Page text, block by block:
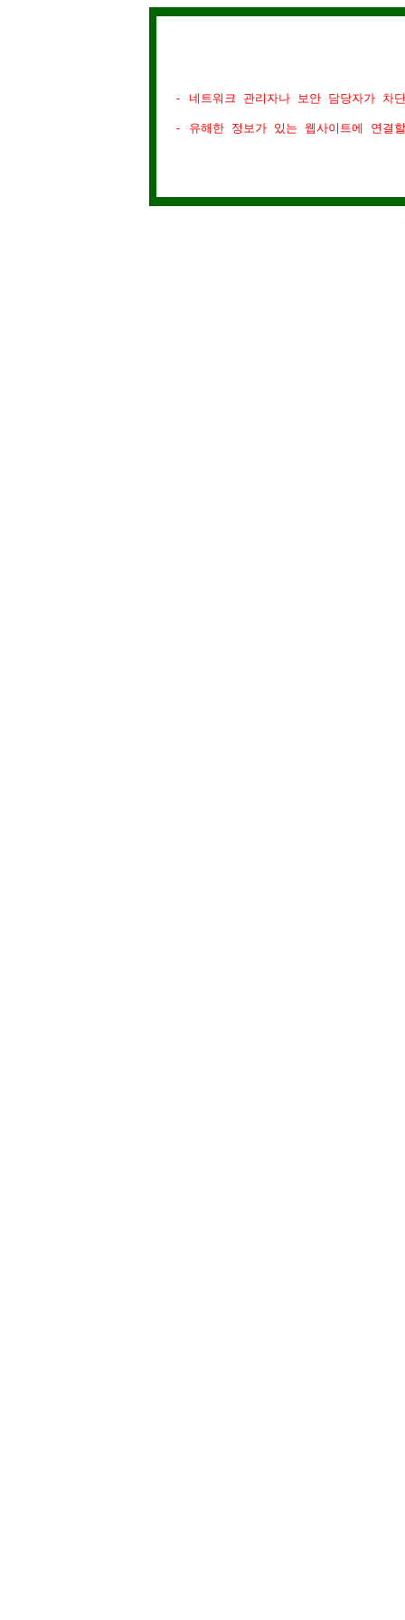
- 네트워크 관리자나 보안 담당자가 차
- 유해한 정보가 있는 웹사이트에 연결